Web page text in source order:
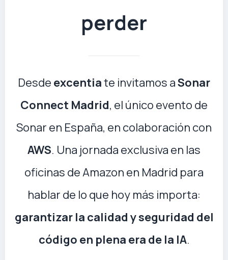
perder
Desde excentiate invitamos aSonar
Connect Madrid, el único evento de
Sonar en España, en colaboración con
AWS. Una jornada exclusiva en las
oficinas de Amazon en Madrid para
hablar de lo que hoy más importa:
garantizar la calidad y seguridad del
código en plena era de la IA.